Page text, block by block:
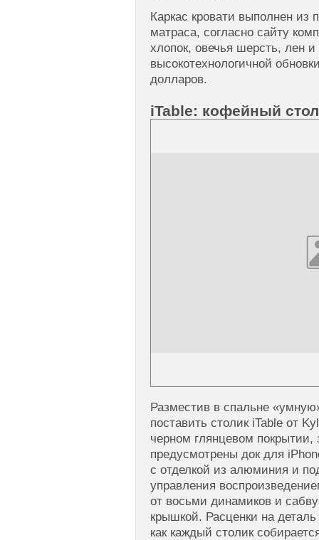
Каркас кровати выполнен из
матраса, согласно сайту
хлопок, овечья шерсть, лен
высокотехнологичной
долларов.
iTable: кофейный
Разместив в спальне
поставить столик iTable от
черном глянцевом
предусмотрены док для
с отделкой из алюминия и
управления
от восьми динамиков и
крышкой. Расценки на
как каждый столик